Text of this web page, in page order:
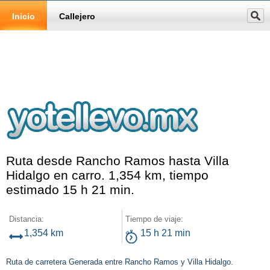
Inicio Callejero
Ruta desde Rancho Ramos hasta Villa
Hidalgo en carro. 1,354 km, tiempo
estimado 15 h 21 min.
Distancia:
1,354 km
Tiempo de viaje:
15 h 21 min
Ruta de carretera Generada entre Rancho Ramos y Villa Hidalgo.